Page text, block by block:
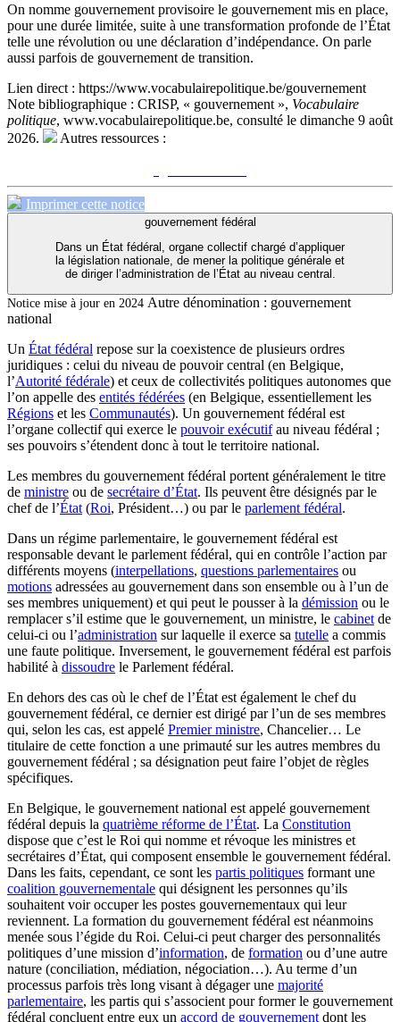
On nomme gouvernement provisoire le gouvernement mis en place,
pour une durée limitée, suite à une transformation profonde de l’État
telle une révolution ou une déclaration d’indépendance. On parle
aussi parfois de gouvernement de transition.
Lien direct : https://www.vocabulairepolitique.be/gouvernement
Note bibliographique : CRISP, « gouvernement », Vocabulaire
politique, www.vocabulairepolitique.be, consulté le dimanche 9 août
2026.
Autres ressources :
Imprimer cette notice
gouvernement fédéral
Dans un État fédéral, organe collectif chargé d’appliquer
la législation nationale, de mener la politique générale et
de diriger l’administration de l’État au niveau central.
Notice mise à jour en 2024 Autre dénomination : gouvernement
national
Un État fédéral repose sur la coexistence de plusieurs ordres
juridiques : celui du niveau de pouvoir central (en Belgique,
l’Autorité fédérale) et ceux de collectivités politiques autonomes que
l’on appelle des entités fédérées (en Belgique, essentiellement les
Régions et les Communautés). Un gouvernement fédéral est
l’organe collectif qui exerce le pouvoir exécutifau niveau fédéral ;
ses pouvoirs s’étendent donc à tout le territoire national.
Les membres du gouvernement fédéral portent généralement le titre
de ministre ou de secrétaire d’État. Ils peuvent être désignés par le
chef de l’État (Roi, Président…) ou par le parlement fédéral.
Dans un régime parlementaire, le gouvernement fédéral est
responsable devant le parlement fédéral, qui en contrôle l’action par
différents moyens (interpellations, questions parlementaires ou
motions adressées au gouvernement dans son ensemble ou à l’un de
ses membres uniquement) et qui peut le pousser à la démission ou le
remplacer s’il estime que le gouvernement, un ministre, le cabinet de
celui-ci ou l’administration sur laquelle il exerce sa tutelle a commis
une faute politique. Inversement, le gouvernement fédéral est parfois
habilité à dissoudre le Parlement fédéral.
En dehors des cas où le chef de l’État est également le chef du
gouvernement fédéral, ce dernier est dirigé par l’un de ses membres
qui, selon les cas, est appelé Premier ministre, Chancelier… Le
titulaire de cette fonction a une primauté sur les autres membres du
gouvernement fédéral ; sa désignation peut faire l’objet de règles
spécifiques.
En Belgique, le gouvernement national est appelé gouvernement
fédéral depuis la quatrième réforme de l’État. La Constitution
dispose que c’est le Roi qui nomme et révoque les ministres et
secrétaires d’État, qui composent ensemble le gouvernement fédéral.
Dans les faits, cependant, ce sont les partis politiques formant une
coalition gouvernementale qui désignent les personnes qu’ils
souhaitent voir occuper les postes gouvernementaux qui leur
reviennent. La formation du gouvernement fédéral est néanmoins
menée sous l’égide du Roi. Celui-ci peut charger des personnalités
politiques d’une mission d’information, de formation ou d’une autre
nature (conciliation, médiation, négociation…). Au terme d’un
processus parfois très long visant à dégager une majorité
parlementaire, les partis qui s’associent pour former le gouvernement
fédéral concluent entre eux un accord de gouvernement dont les